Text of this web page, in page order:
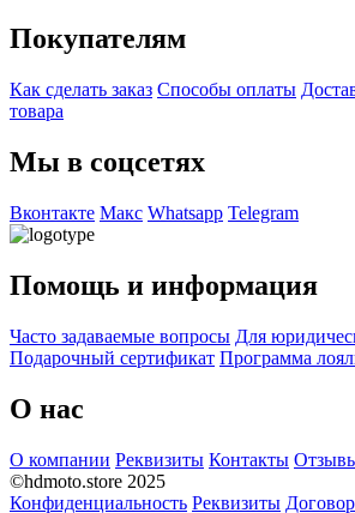
Покупателям
Как сделать заказ Способы оплаты
товара
Мы в соцсетях
Вконтакте Макс Whatsapp Telegram
Помощь и информация
Часто задаваемые вопросы Для
Подарочный сертификат Программа
О нас
О компании Реквизиты Контакты
©hdmoto.store 2025
Конфиденциальность Реквизиты